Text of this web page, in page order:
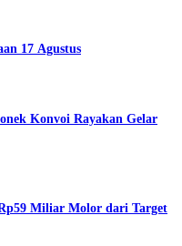
17 Agustus
Konvoi Rayakan Gelar
Miliar Molor dari Target